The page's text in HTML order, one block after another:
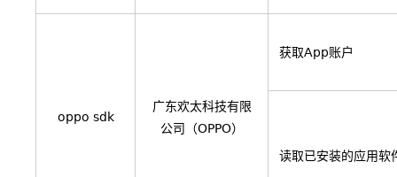
oppo sdk
广东欢太科技有限
公司（OPPO）
获取App账户
读取已安装的应用软